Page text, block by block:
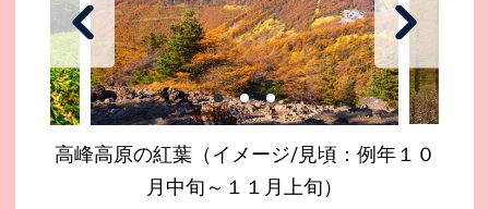
高峰高原の紅葉（イメージ/見頃：例年１０
月中旬～１１月上旬）